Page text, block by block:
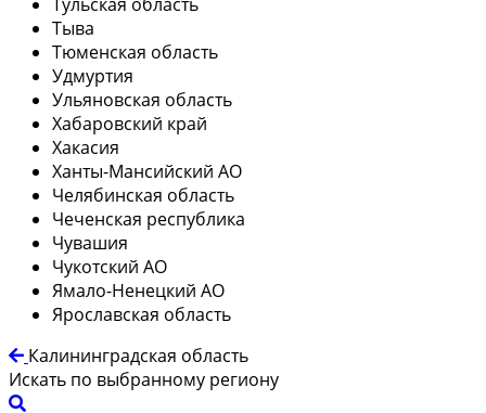
Тыва
Тюменская область
Удмуртия
Ульяновская область
Хабаровский край
Хакасия
Ханты-Мансийский АО
Челябинская область
Чеченская республика
Чувашия
Чукотский АО
Ямало-Ненецкий АО
Ярославская область
Калининградская область
Искать по выбранному региону